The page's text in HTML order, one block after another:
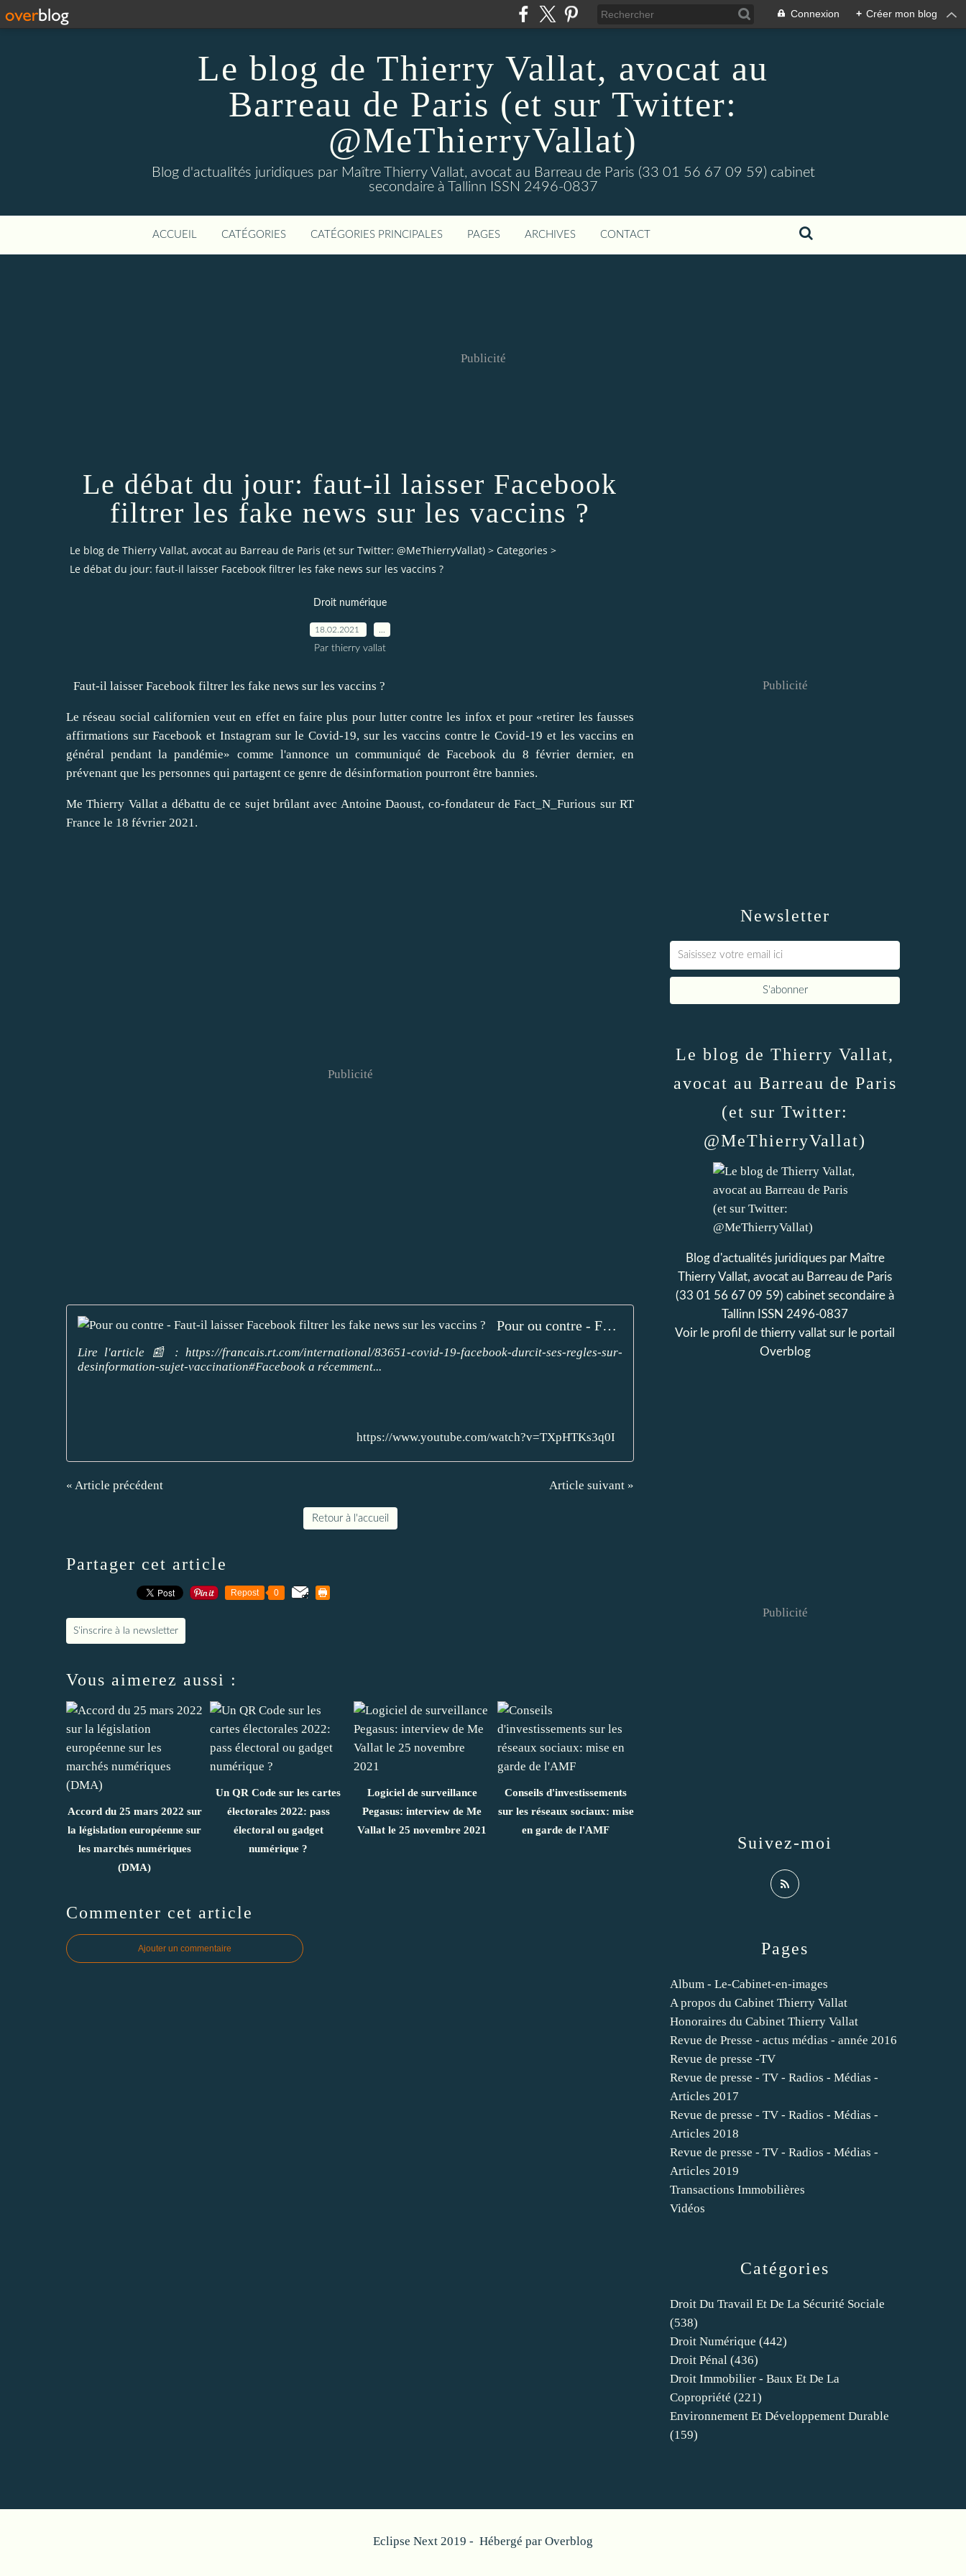
Connexion + Créer mon blog
Le blog de Thierry Vallat, avocat au
Barreau de Paris (et sur Twitter:
@MeThierryVallat)
Blog d'actualités juridiques par Maître Thierry Vallat, avocat au Barreau de Paris (33 01 56 67 09 59) cabinet
secondaire à Tallinn ISSN 2496-0837
ACCUEIL CATÉGORIES CATÉGORIES PRINCIPALES PAGES ARCHIVES CONTACT
Publicité
Le débat du jour: faut-il laisser Facebook
filtrer les fake news sur les vaccins ?
Le blog de Thierry Vallat, avocat au Barreau de Paris (et sur Twitter: @MeThierryVallat) > Categories >
Le débat du jour: faut-il laisser Facebook filtrer les fake news sur les vaccins ?
Droit numérique
18.02.2021
Par thierry vallat
Faut-il laisser Facebook filtrer les fake news sur les vaccins ?
Le réseau social californien veut en effet en faire plus pour lutter contre les infox et pour «retirer les fausses
affirmations sur Facebook et Instagram sur le Covid-19, sur les vaccins contre le Covid-19 et les vaccins en
général pendant la pandémie» comme l'annonce un communiqué de Facebook du 8 février dernier, en
prévenant que les personnes qui partagent ce genre de désinformation pourront être bannies.
Me Thierry Vallat a débattu de ce sujet brûlant avec Antoine Daoust, co-fondateur de Fact_N_Furious sur RT
France le 18 février 2021.
Publicité
Pour ou contre - Faut-il laisser Facebook filtrer les fake news sur les vaccins ?
Lire l'article 📰 : https://francais.rt.com/international/83651-covid-19-facebook-durcit-ses-regles-sur-
desinformation-sujet-vaccination#Facebook a récemment...
https://www.youtube.com/watch?v=TXpHTKs3q0I
« Article précédent Article suivant »
Retour à l'accueil
Partager cet article
Repost 0
S'inscrire à la newsletter
Vous aimerez aussi :
Accord du 25 mars 2022 sur
la législation européenne sur
les marchés numériques
(DMA)
Un QR Code sur les cartes
électorales 2022: pass
électoral ou gadget
numérique ?
Logiciel de surveillance
Pegasus: interview de Me
Vallat le 25 novembre 2021
Conseils d'investissements
sur les réseaux sociaux: mise
en garde de l'AMF
Commenter cet article
Ajouter un commentaire
Newsletter
Publicité
Catégories
Droit Du Travail Et De La Sécurité Sociale
(538)
Droit Numérique (442)
Droit Pénal (436)
Droit Immobilier - Baux Et De La
Copropriété (221)
Environnement Et Développement Durable
(159)
Pages
Album - Le-Cabinet-en-images
A propos du Cabinet Thierry Vallat
Honoraires du Cabinet Thierry Vallat
Revue de Presse - actus médias - année 2016
Revue de presse -TV
Revue de presse - TV - Radios - Médias -
Articles 2017
Revue de presse - TV - Radios - Médias -
Articles 2018
Revue de presse - TV - Radios - Médias -
Articles 2019
Transactions Immobilières
Vidéos
Le blog de Thierry Vallat,
avocat au Barreau de Paris
(et sur Twitter:
@MeThierryVallat)
Blog d'actualités juridiques par Maître
Thierry Vallat, avocat au Barreau de Paris
(33 01 56 67 09 59) cabinet secondaire à
Tallinn ISSN 2496-0837
Voir le profil de thierry vallat sur le portail
Overblog
Suivez-moi
Publicité
Eclipse Next 2019 - Hébergé par Overblog